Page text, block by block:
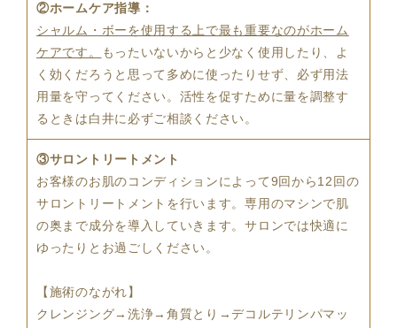
②ホームケア指導：
シャルム・ボーを使用する上で最も重要なのがホーム
ケアです。
もったいないからと少なく使用したり、よ
く効くだろうと思って多めに使ったりせず、必ず用法
用量を守ってください。活性を促すために量を調整す
るときは白井に必ずご相談ください。
③サロントリートメント
お客様のお肌のコンディションによって9回から12回の
サロントリートメントを行います。専用のマシンで肌
の奥まで成分を導入していきます。サロンでは快適に
ゆったりとお過ごしください。
【施術のながれ】
クレンジング→洗浄→角質とり→デコルテリンパマッ